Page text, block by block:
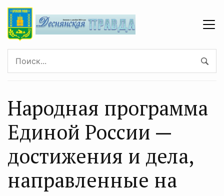
Народная программа
Единой России —
достижения и дела,
направленные на